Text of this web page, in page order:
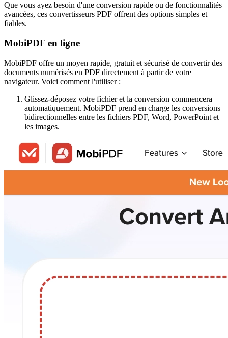
Que vous ayez besoin d'une conversion rapide ou de fonctionnalités
avancées, ces convertisseurs PDF offrent des options simples et
fiables.
MobiPDF en ligne
MobiPDF offre un moyen rapide, gratuit et sécurisé de convertir des
documents numérisés en PDF directement à partir de votre
navigateur. Voici comment l'utiliser :
Glissez-déposez votre fichier et la conversion commencera
automatiquement. MobiPDF prend en charge les conversions
bidirectionnelles entre les fichiers PDF, Word, PowerPoint et
les images.